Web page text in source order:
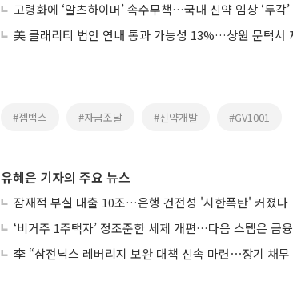
고령화에 ‘알츠하이머’ 속수무책…국내 신약 임상 ‘두각’
美 클래리티 법안 연내 통과 가능성 13%…상원 문턱서
#젬백스 #자금조달 #신약개발 #GV1001
유혜은 기자의 주요 뉴스
잠재적 부실 대출 10조…은행 건전성 '시한폭탄' 커졌다
‘비거주 1주택자’ 정조준한 세제 개편…다음 스텝은 금
李 “삼전닉스 레버리지 보완 대책 신속 마련⋯장기 채무